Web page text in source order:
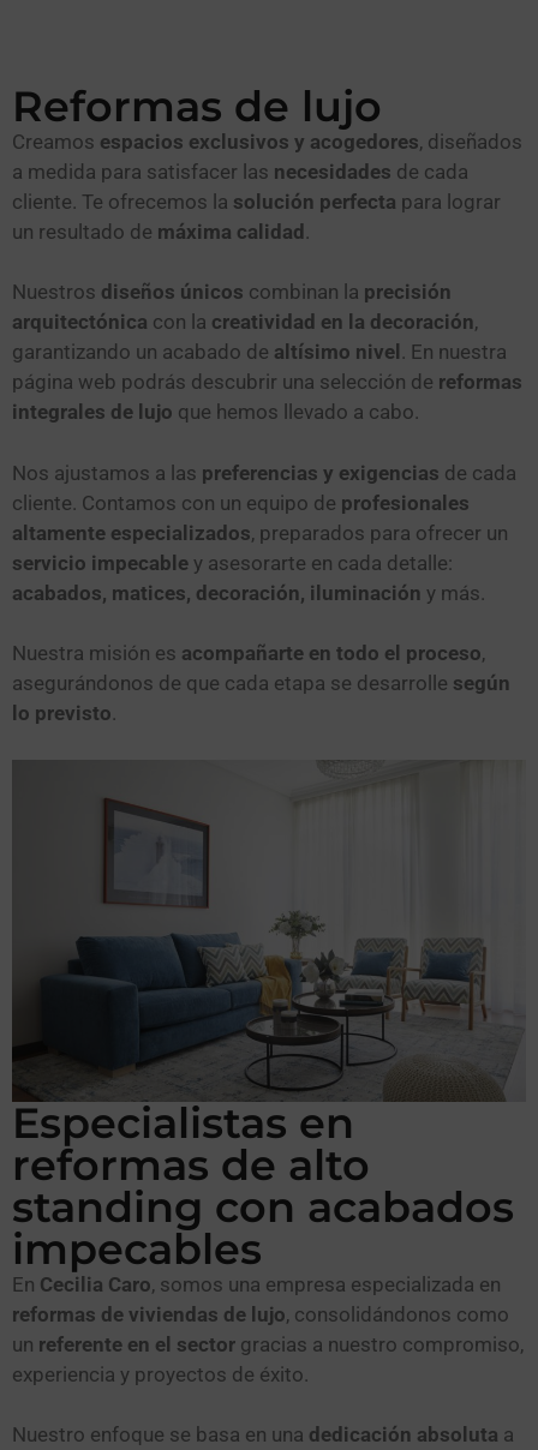
Reformas de lujo
Creamos espacios exclusivos y acogedores, diseñados
a medida para satisfacer las necesidades de cada
cliente. Te ofrecemos la solución perfecta para lograr
un resultado de máxima calidad.
Nuestros diseños únicos combinan la precisión
arquitectónica con la creatividad en la decoración,
garantizando un acabado de altísimo nivel . En nuestra
página web podrás descubrir una selección de reformas
integrales de lujo que hemos llevado a cabo.
Nos ajustamos a las preferencias y exigencias de cada
cliente. Contamos con un equipo de profesionales
altamente especializados, preparados para ofrecer un
servicio impecable y asesorarte en cada detalle:
acabados, matices, decoración, iluminación y más.
Nuestra misión es acompañarte en todo el proceso,
asegurándonos de que cada etapa se desarrolle según
lo previsto.
Especialistas en
reformas de alto
standing con acabados
impecables
En Cecilia Caro, somos una empresa especializada en
reformas de viviendas de lujo, consolidándonos como
un referente en el sector gracias a nuestro compromiso,
experiencia y proyectos de éxito.
Nuestro enfoque se basa en una dedicación absoluta a